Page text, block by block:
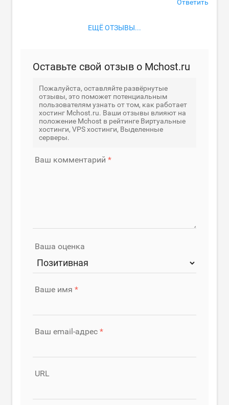
Ответить
ЕЩЁ ОТЗЫВЫ...
Оставьте свой отзыв о Mchost.ru
Пожалуйста, оставляйте развёрнутые
отзывы, это поможет потенциальным
пользователям узнать от том, как работает
хостинг Mchost.ru. Ваши отзывы влияют на
положение Mchost в рейтинге Виртуальные
хостинги, VPS хостинги, Выделенные
серверы.
Ваш комментарий
Ваша оценка
Ваше имя
Ваш email-адрес
URL